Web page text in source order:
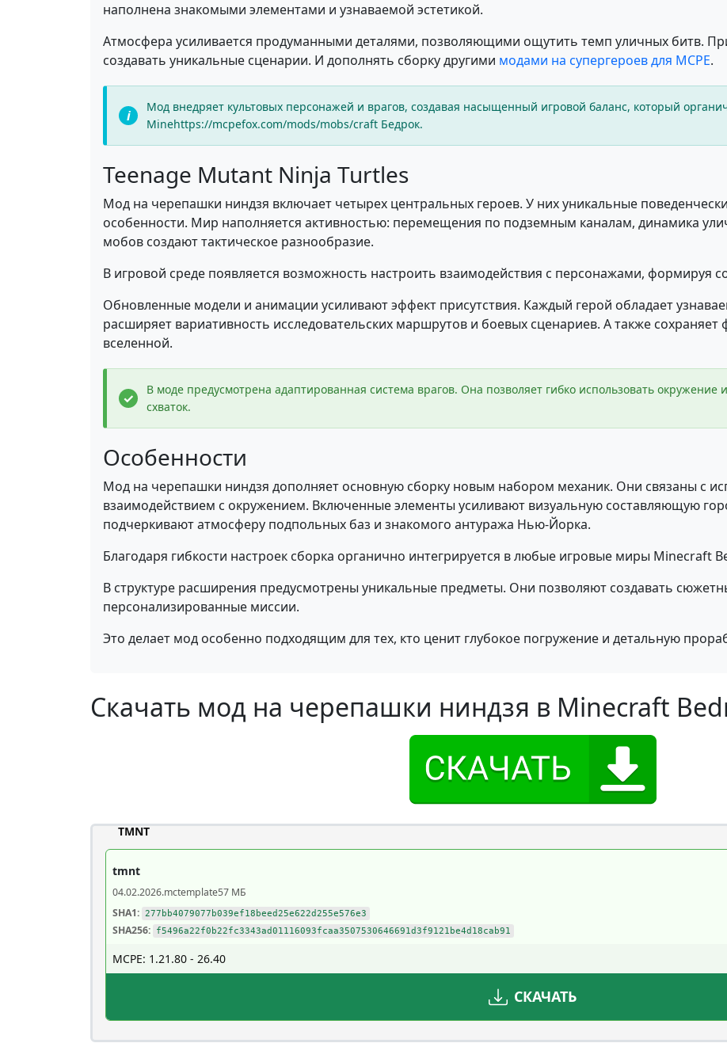
наполнена знакомыми элементами и узнаваемой эстетикой.
Атмосфера усиливается продуманными деталями, позволяющими ощутить темп уличных битв.
создавать уникальные сценарии. И дополнять сборку другими модами на супергероев для MCPE.
Мод внедряет культовых персонажей и врагов, создавая насыщенный игровой баланс, который
Minehttps://mcpefox.com/mods/mobs/craft Бедрок.
Teenage Mutant Ninja Turtles
Мод на черепашки ниндзя включает четырех центральных героев. У них уникальные
особенности. Мир наполняется активностью: перемещения по подземным каналам, динамика
мобов создают тактическое разнообразие.
В игровой среде появляется возможность настроить взаимодействия с персонажами, формируя
Обновленные модели и анимации усиливают эффект присутствия. Каждый герой обладает
расширяет вариативность исследовательских маршрутов и боевых сценариев. А также
вселенной.
В моде предусмотрена адаптированная система врагов. Она позволяет гибко использовать
схваток.
Особенности
Мод на черепашки ниндзя дополняет основную сборку новым набором механик. Они связаны с
взаимодействием с окружением. Включенные элементы усиливают визуальную составляющую
подчеркивают атмосферу подпольных баз и знакомого антуража Нью-Йорка.
Благодаря гибкости настроек сборка органично интегрируется в любые игровые миры Minecraft
В структуре расширения предусмотрены уникальные предметы. Они позволяют создавать
персонализированные миссии.
Это делает мод особенно подходящим для тех, кто ценит глубокое погружение и детальную
Скачать мод на черепашки ниндзя в Minecraft
TMNT
tmnt
04.02.2026.mctemplate57 МБ
SHA1: 277bb4079077b039ef18beed25e622d255e576e3
SHA256: f5496a22f0b22fc3343ad01116093fcaa3507530646691d3f9121be4d18cab91
MCPE: 1.21.80 - 26.40
СКАЧАТЬ